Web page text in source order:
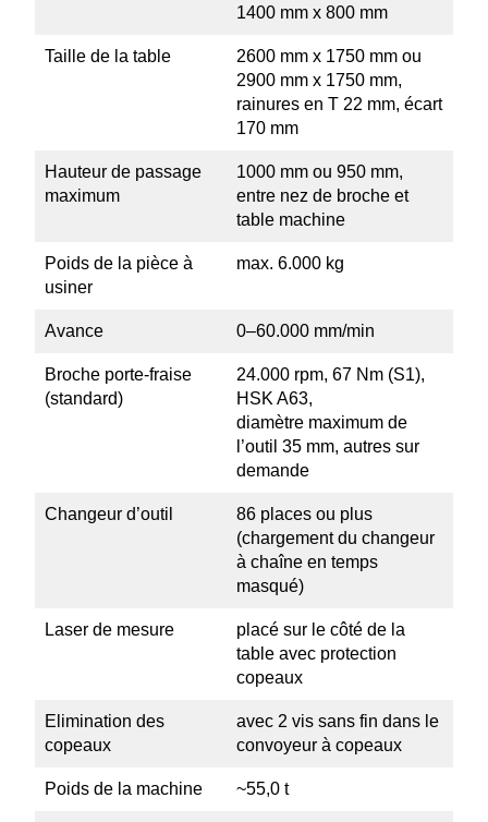
1400 mm x 800 mm
Taille de la table
2600 mm x 1750 mm ou
2900 mm x 1750 mm,
rainures en T 22 mm, écart
170 mm
Hauteur de passage
maximum
1000 mm ou 950 mm,
entre nez de broche et
table machine
Poids de la pièce à
usiner
max. 6.000 kg
Avance 0–60.000 mm/min
Broche porte-fraise
(standard)
24.000 rpm, 67 Nm (S1),
HSK A63,
diamètre maximum de
l’outil 35 mm, autres sur
demande
Changeur d’outil
86 places ou plus
(chargement du changeur
à chaîne en temps
masqué)
Laser de mesure
placé sur le côté de la
table avec protection
copeaux
Elimi­nation des
copeaux
avec 2 vis sans fin dans le
convoyeur à copeaux
Poids de la machine ~55,0 t